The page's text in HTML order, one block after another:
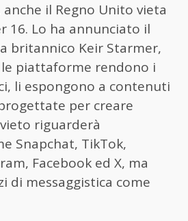
anche il Regno Unito vieta
16. Lo ha annunciato il
britannico Keir Starmer,
piattaforme rendono i
li espongono a contenuti
per creare
riguarderà
Snapchat, TikTok,
Facebook ed X, ma
di messaggistica come